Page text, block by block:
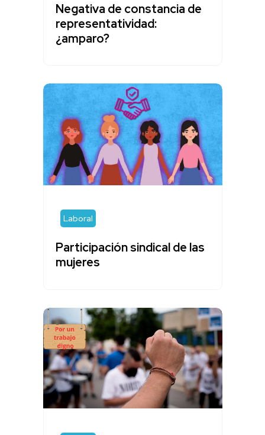
Negativa de constancia de
representatividad:
¿amparo?
Laboral
Participación sindical de las
mujeres